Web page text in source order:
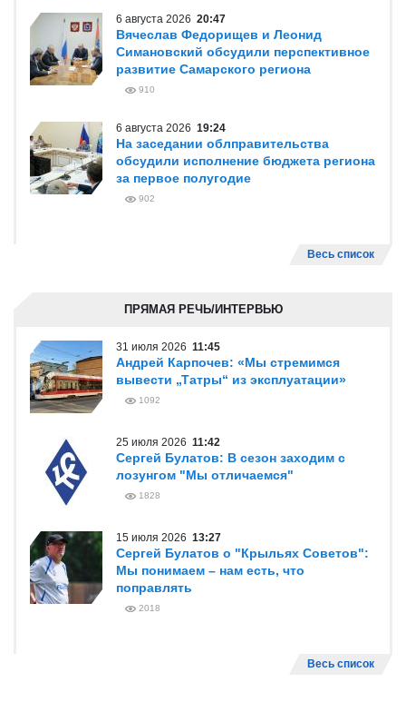
6 августа 2026 20:47
Вячеслав Федорищев и Леонид
Симановский обсудили перспективное
развитие Самарского региона
910
6 августа 2026 19:24
На заседании облправительства
обсудили исполнение бюджета региона
за первое полугодие
902
Весь список
ПРЯМАЯ РЕЧЬ/ИНТЕРВЬЮ
31 июля 2026 11:45
Андрей Карпочев: «Мы стремимся
вывести „Татры“ из эксплуатации»
1092
25 июля 2026 11:42
Сергей Булатов: В сезон заходим с
лозунгом "Мы отличаемся"
1828
15 июля 2026 13:27
Сергей Булатов о "Крыльях Советов":
Мы понимаем – нам есть, что
поправлять
2018
Весь список